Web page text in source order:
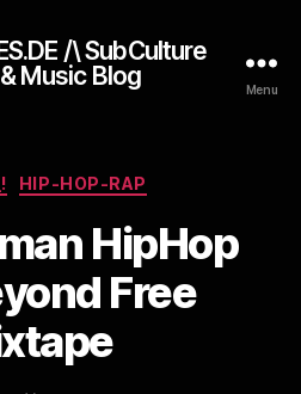
/\ SubCulture
Music Blog
Menu
Categories
HIP-HOP-RAP
HipHop
Free